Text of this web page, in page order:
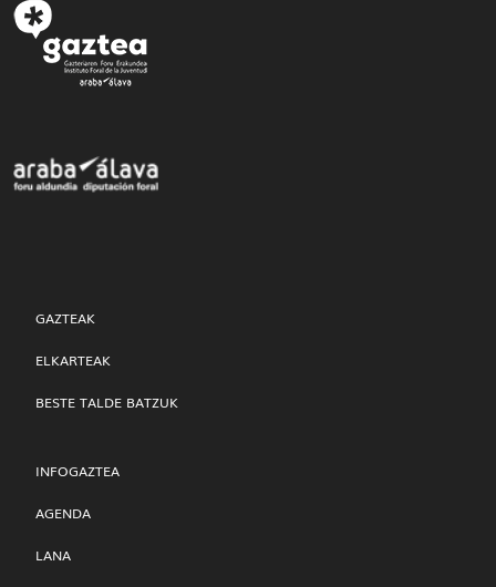
GAZTEAK
ELKARTEAK
BESTE TALDE BATZUK
INFOGAZTEA
AGENDA
LANA